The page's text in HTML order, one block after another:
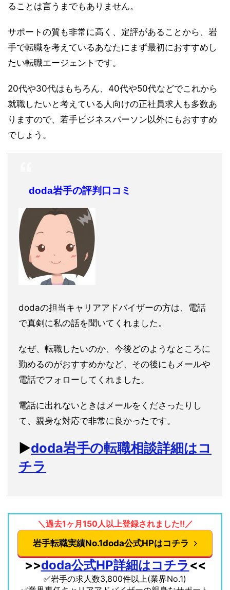
ることは言うまでもありません。
サポートの質も非常に高く、定評があることから、岩
手で転職を考えているあなたにまず最初におすすめし
たい転職エージェントです。
20代や30代はもちろん、40代や50代などでこれから
就職したいと考えている人向けの正社員求人も多数あ
りますので、若手ビジネスパーソン以外にもおすすめ
でしょう。
doda岩手の評判口コミ
dodaの担当キャリアアドバイザーの方は、電話
で真剣に私の話を聞いてくれました。
なぜ、転職したいのか、今後どのようなところに
勤めるのがおすすめかなど、その後にもメールや
電話でフォローしてくれました。
電話に出れないときはメールをくださったりし
て、親身な対応で非常に良かったです。
▶︎doda岩手の転職相談詳細はコ
チラ
＼過去1ヶ月150人以上登録されました!!／
岩手転職実績No.1doda公式HPはコチラ
>>doda公式HP詳細はコチラ <<
✅岩手の求人数3,800件以上(業界No.1)